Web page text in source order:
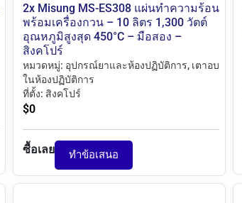
2x Misung MS-ES308 แผ่นทำความร้อน
พร้อมเครื่องกวน – 10 ลิตร 1,300 วัตต์
อุณหภูมิสูงสุด 450°C – มือสอง –
สิงคโปร์
หมวดหมู่: อุปกรณ์ยาและห้องปฏิบัติการ, เตาอบ
ในห้องปฏิบัติการ
ที่ตั้ง: สิงคโปร์
$0
ซื้อเลย ทำข้อเสนอ